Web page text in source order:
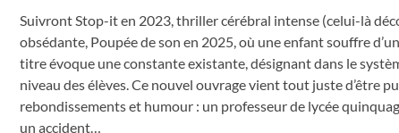
Suivront Stop-it en 2023, thriller cérébral intense (celui-là
obsédante, Poupée de son en 2025, où une enfant souffre
titre évoque une constante existante, désignant dans le
niveau des élèves. Ce nouvel ouvrage vient tout juste d’être
rebondissements et humour : un professeur de lycée
un accident…